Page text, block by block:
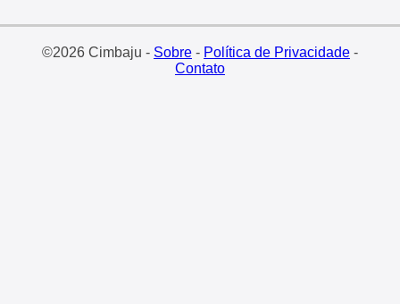
©2026 Cimbaju - Sobre- Política de Privacidade-
Contato